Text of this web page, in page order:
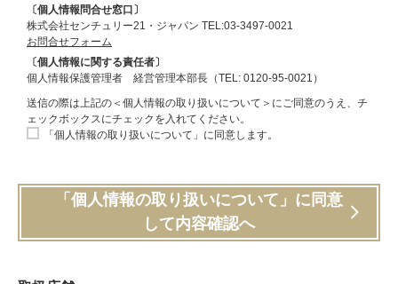
〔個人情報問合せ窓口〕
株式会社センチュリー21・ジャパン TEL:03-3497-0021
お問合せフォーム
〔個人情報に関する責任者〕
個人情報保護管理者 経営管理本部長（TEL: 0120-95-0021）
送信の際は上記の＜個人情報の取り扱いについて＞にご同意のうえ、チ
ェックボックスにチェックを入れてください。
「個人情報の取り扱いについて」に同意します。
「個人情報の取り扱いについて」に同意
して内容確認へ